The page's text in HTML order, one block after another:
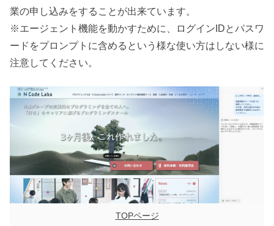
業の申し込みをすることが出来ています。
※エージェント機能を動かすために、ログインIDとパスワ
ードをプロンプトに含めるという様な使い方はしない様に
注意してください。
TOPページ